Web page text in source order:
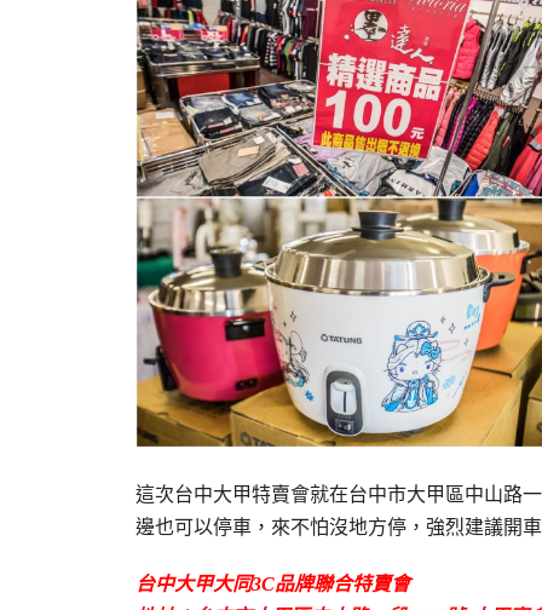
這次台中大甲特賣會就在台中市大甲區中山路
邊也可以停車，來不怕沒地方停，強烈建議開
台中大甲大同3C品牌聯合特賣會